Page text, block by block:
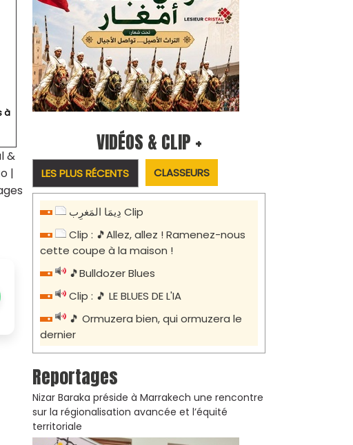
à
&
|
VIDÉOS & CLIP +
LES PLUS RÉCENTS CLASSEURS
دِيمَا المَغرِب Clip
Clip : 🎵Allez, allez ! Ramenez-nous
cette coupe à la maison !
🎵Bulldozer Blues
Clip : 🎵 LE BLUES DE L'IA
🎵 Ormuzera bien, qui ormuzera le
dernier
Reportages
Nizar Baraka préside à Marrakech une rencontre
sur la régionalisation avancée et l’équité
territoriale